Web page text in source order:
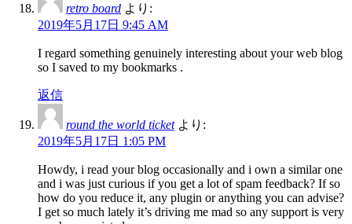
retro board より:
2019年5月17日 9:45 AM
I regard something genuinely interesting about your web blog
so I saved to my bookmarks .
返信
round the world ticket より:
2019年5月17日 1:05 PM
Howdy, i read your blog occasionally and i own a similar one
and i was just curious if you get a lot of spam feedback? If so
how do you reduce it, any plugin or anything you can advise?
I get so much lately it’s driving me mad so any support is very